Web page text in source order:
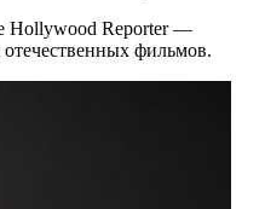
Hollywood Reporter —
фильмов.